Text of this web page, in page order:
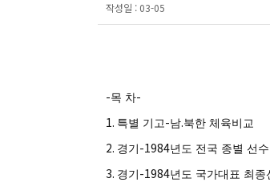
작성일 : 03-05
-목 차-
1. 특별 기고-남.북한 체육비교
2. 경기 -1984년도 전국 종별 선수
3. 경기 -1984년도 국가대표 최종